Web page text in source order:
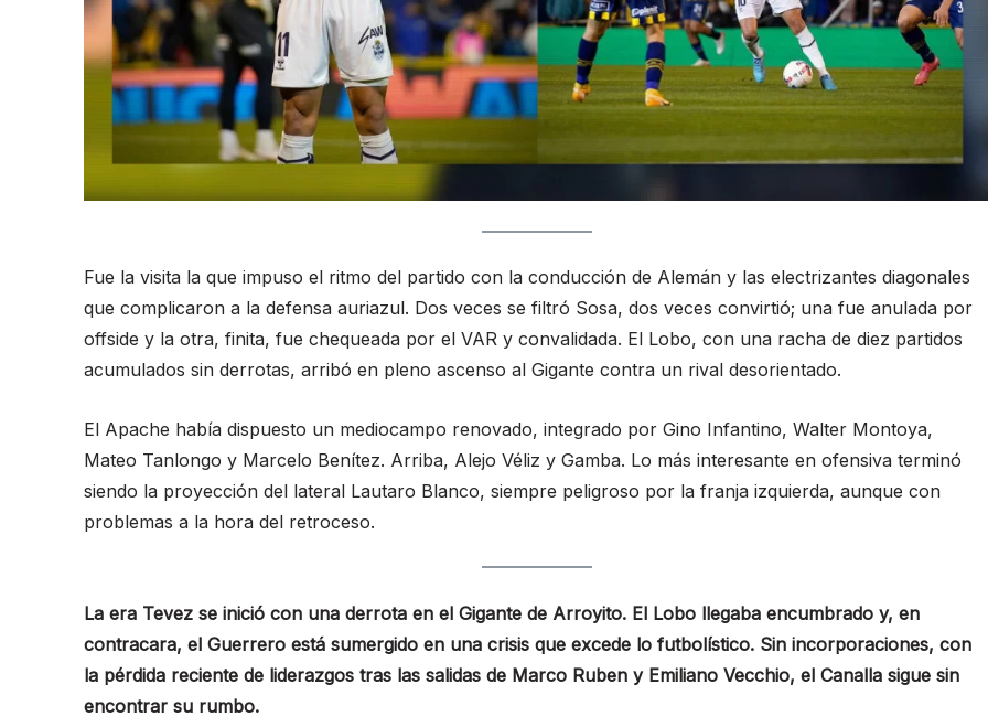
Fue la visita la que impuso el ritmo del partido con la conducción de Alemán y las electrizantes diagonales
que complicaron a la defensa auriazul. Dos veces se filtró Sosa, dos veces convirtió; una fue anulada por
offside y la otra, finita, fue chequeada por el VAR y convalidada. El Lobo, con una racha de diez partidos
acumulados sin derrotas, arribó en pleno ascenso al Gigante contra un rival desorientado.
El Apache había dispuesto un mediocampo renovado, integrado por Gino Infantino, Walter Montoya,
Mateo Tanlongo y Marcelo Benítez. Arriba, Alejo Véliz y Gamba. Lo más interesante en ofensiva terminó
siendo la proyección del lateral Lautaro Blanco, siempre peligroso por la franja izquierda, aunque con
problemas a la hora del retroceso.
La era Tevez se inició con una derrota en el Gigante de Arroyito. El Lobo llegaba encumbrado y, en
contracara, el Guerrero está sumergido en una crisis que excede lo futbolístico. Sin incorporaciones, con
la pérdida reciente de liderazgos tras las salidas de Marco Ruben y Emiliano Vecchio, el Canalla sigue sin
encontrar su rumbo.